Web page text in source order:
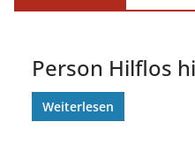
Person Hilflos
Weiterlesen